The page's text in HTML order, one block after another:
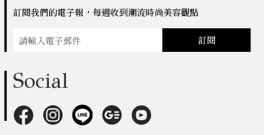
訂閱我們的電子報，每週收到潮流時尚美容觀點
訂閱
Social